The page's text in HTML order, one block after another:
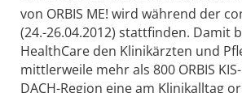
von ORBIS ME! wird während der
(24.-26.04.2012) stattfinden. Damit
HealthCare den Klinikärzten und
mittlerweile mehr als 800 ORBIS
DACH-Region eine am Klinikalltag